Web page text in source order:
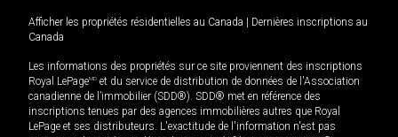
Afficher les propriétés résidentielles au Canada
Dernières inscriptions au
Canada
Les informations des propriétés sur ce site proviennent des inscriptions
Royal LePageMD et du service de distribution de données de l'Association
canadienne de l’immobilier (SDD®). SDD® met en référence des
inscriptions tenues par des agences immobilières autres que Royal
LePage et ses distributeurs. L'exactitude de l'information n'est pas